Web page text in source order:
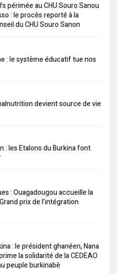
périmée au CHU Souro Sanou
: le procès reporté à la
du CHU Souro Sanon
: le système éducatif tue nos
devient source de vie
: les Etalons du Burkina font
: Ouagadougou accueille la
prix de l’intégration
: le président ghanéen, Nana
la solidarité de la CEDEAO
peuple burkinabè